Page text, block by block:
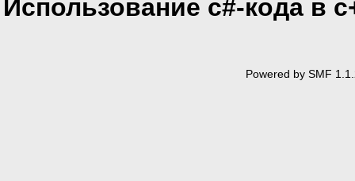
Использование c#-кода в
Powered by SMF